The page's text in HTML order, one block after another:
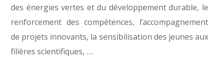
des énergies vertes et du développement durable, le
renforcement des compétences, l’accompagnement
de projets innovants, la sensibilisation des jeunes aux
filières scientifiques, ….